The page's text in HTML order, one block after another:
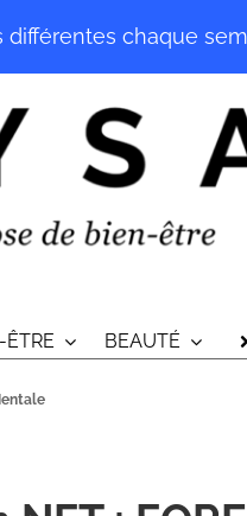
BEAUTÉ
différentes chaque